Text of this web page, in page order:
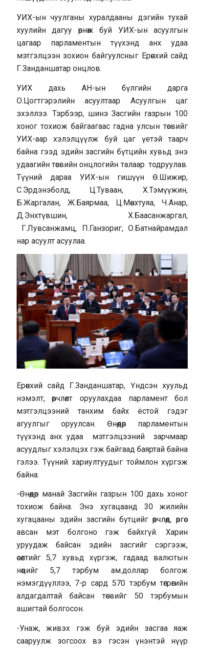
УИХ-ын чуулганы хуралдааны дэгийн тухай
хуулийн дагуу өрнөж буй УИХ-ын асуулгын
цагаар парламентын түүхэнд анх удаа
мэтгэлцээн зохион байгуулсныг Ерөнхий сайд
Г.Занданшатар онцлов.
УИХ дахь АН-ын бүлгийн дарга
О.Цогтгэрэлийн асуултаар Асуулгын цаг
эхэллээ. Тэрбээр, шинэ Засгийн газрын 100
хоног тохиож байгаагаас гадна улсын төсвийг
УИХ-аар хэлэлцүүлж буй цаг үетэй таарч
байна гээд эдийн засгийн бүтцийн хувьд энэ
удаагийн төсвийн онцлогийн талаар тодруулав.
Түүний дараа УИХ-ын гишүүн Ө.Шижир,
С.Эрдэнэболд, Ц.Туваан, Х.Тэмүүжин,
Б.Жаргалан, Ж.Баярмаа, Ц.Мөнхтуяа, Ч.Анар,
Д.Энхтүвшин, Х.Баасанжаргал,
Г.Лувсанжамц, П.Ганзориг, О.Батнайрамдал
нар асуулт асуулаа.
Ерөнхий сайд Г.Занданшатар, Үндсэн хуульд
нэмэлт, өөрчлөлт оруулахдаа парламент бол
мэтгэлцээний танхим байх ёстой гэдэг
агуулгыг оруулсан. Өнөөдөр парламентын
түүхэнд анх удаа мэтгэлцээний зарчмаар
асуудлыг хэлэлцэх гэж байгаад баяртай байна
гэлээ. Түүний хариултуудыг тоймлон хүргэж
байна.
-Өнөөдөр манай Засгийн газрын 100 дахь хоног
тохиож байна. Энэ хугацаанд 30 жилийн
хугацааны эдийн засгийн бүтцийг өөрчлөөд, өргөс
авсан мэт болгоно гэж байхгүй. Харин
уруудаж байсан эдийн засгийг сэргээж,
өсөлтийг 5,7 хувьд хүргэж, гадаад валютын
нөөцийг 5,7 тэрбум ам.доллар болгож
нэмэгдүүллээ, 7-р сард 570 тэрбум төгрөгийн
алдагдалтай байсан төсвийг 50 тэрбумын
ашигтай болгосон.
-Унаж, живэх гэж буй эдийн засгаа яаж
сааруулж зогсоох вэ гэсэн үнэнтэй нүүр